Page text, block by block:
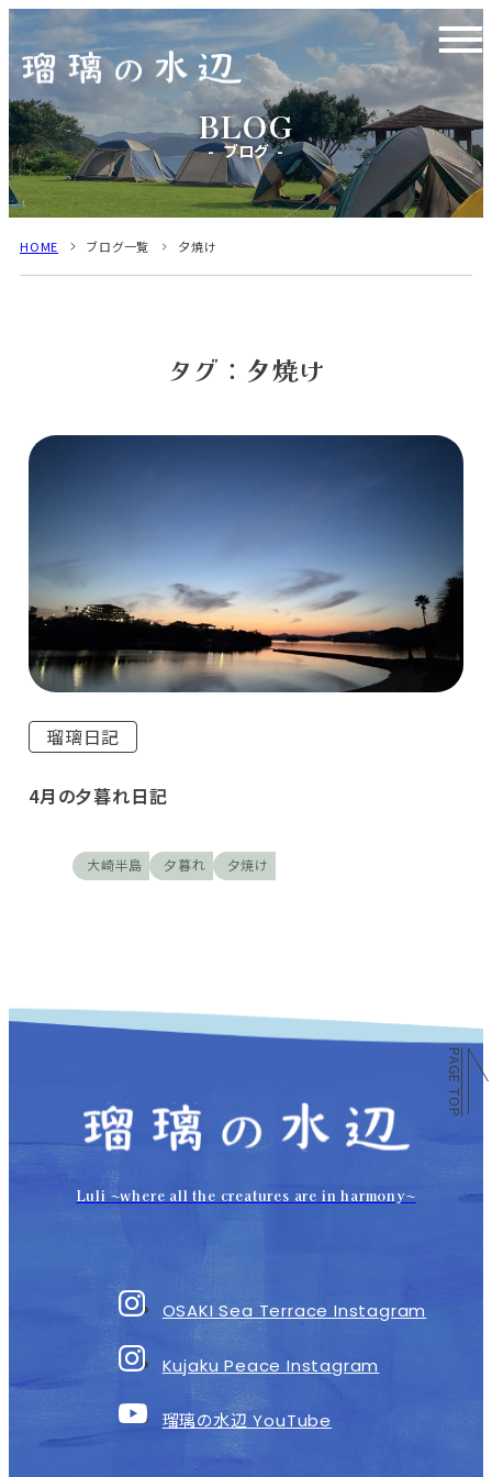
ブログ
HOME ブログ一覧 夕焼け
タグ：夕焼け
瑠璃日記
4月の夕暮れ日記
大崎半島 夕暮れ 夕焼け
Luli 〜where all the creatures are in harmony〜
OSAKI Sea Terrace Instagram
Kujaku Peace Instagram
瑠璃の水辺 YouTube
PAGE TOP